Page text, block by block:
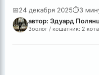
📅24 декабря 2025⏱3
автор: Эдуард
Зоолог / кошатник: 2